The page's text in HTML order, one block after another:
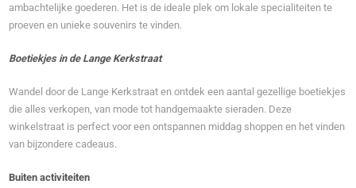
ambachtelijke goederen. Het is de ideale plek om lokale specialiteiten te
proeven en unieke souvenirs te vinden.
Boetiekjes in de Lange Kerkstraat
Wandel door de Lange Kerkstraat en ontdek een aantal gezellige boetiekjes
die alles verkopen, van mode tot handgemaakte sieraden. Deze
winkelstraat is perfect voor een ontspannen middag shoppen en het vinden
van bijzondere cadeaus.
Buiten activiteiten